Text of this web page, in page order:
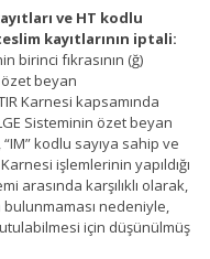
ve HT kodlu
kayıtlarının iptali:
birinci fıkrasının (ğ)
beyan
Karnesi kapsamında
Sisteminin özet beyan
kodlu sayıya sahip ve
işlemlerinin yapıldığı
arasında karşılıklı olarak,
nedeniyle,
için düşünülmüş